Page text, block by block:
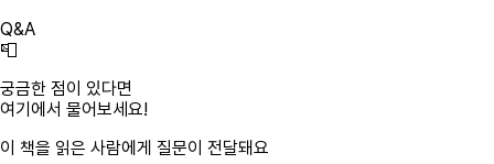
Q&A
📮
궁금한 점이 있다면
여기에서 물어보세요!
이 책을 읽은 사람에게 질문이 전달돼요